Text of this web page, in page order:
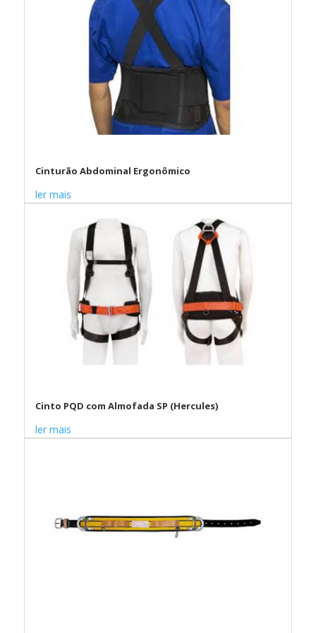
Cinturão Abdominal Ergonômico
ler mais
Cinto PQD com Almofada SP (Hercules)
ler mais